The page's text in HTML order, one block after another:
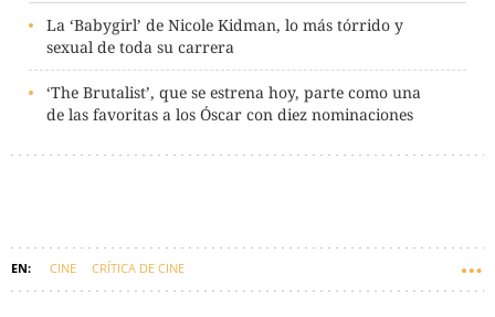
La ‘Babygirl’ de Nicole Kidman, lo más tórrido y
sexual de toda su carrera
‘The Brutalist’, que se estrena hoy, parte como una
de las favoritas a los Óscar con diez nominaciones
CINE CRÍTICA DE CINE